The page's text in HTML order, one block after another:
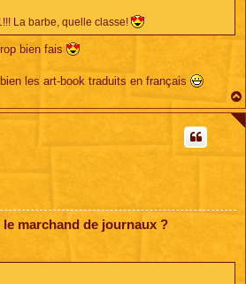
La barbe, quelle classe!
bien fais
les art-book traduits en français
marchand de journaux ?